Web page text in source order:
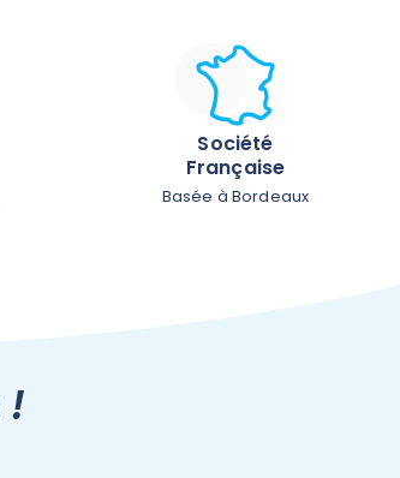
Société
Française
Basée à Bordeaux
!